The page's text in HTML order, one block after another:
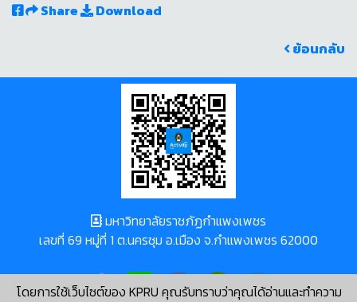
Share
Download
ย้อนกลับ
โดยการใช้เว็บไซต์ของ KPRU คุณรับทราบว่าคุณได้อ่านและทำความ
มหาวิทยาลัยราชภัฏกำแพงเพชร
เลขที่ 69 หมู่ที่ 1 ต.นครชุม อ.เมือง จ.กำแพงเพชร 62000